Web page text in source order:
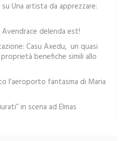
su Una artista da apprezzare:
Avendrace delenda est!
Casu Axedu, un quasi
benefiche simili allo
l’aeroporto fantasma di Maria
in scena ad Elmas